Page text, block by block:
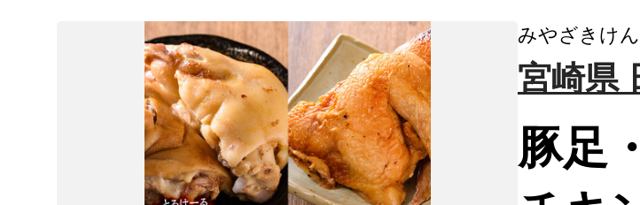
みやざきけ
宮崎県
豚足